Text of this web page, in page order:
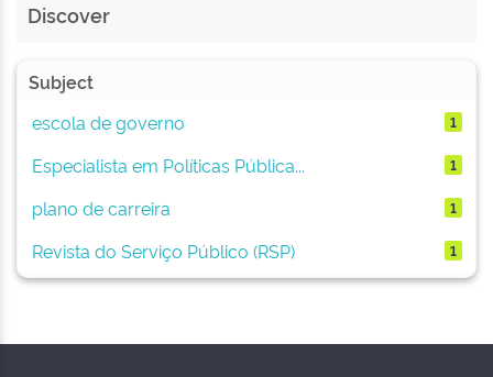
Discover
Subject
escola de governo
1
Especialista em Políticas Pública... 1
plano de carreira 1
Revista do Serviço Público (RSP) 1